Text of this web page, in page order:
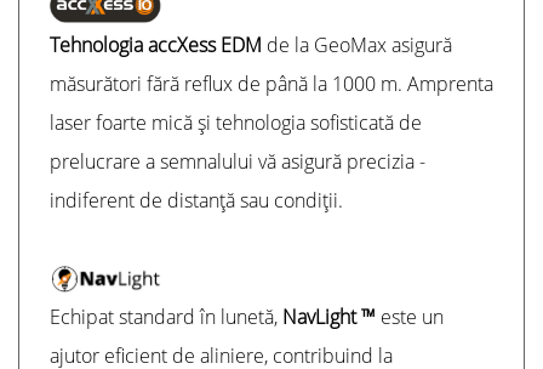
Tehnologia accXess EDM de la GeoMax asigură
măsurători fără reflux de până la 1000 m. Amprenta
laser foarte mică și tehnologia sofisticată de
prelucrare a semnalului vă asigură precizia -
indiferent de distanță sau condiții.
Echipat standard în lunetă, NavLight ™ este un
ajutor eficient de aliniere, contribuind la